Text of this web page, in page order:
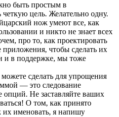
быть простым в
цель. Желательно одну.
нож умеют все, как
и никто не знает всех
про то, как проектировать
чтобы сделать их
и в поддержке, мы тоже
сделать для упрощения
— это следование
опций. Не заставляйте ваших
О том, как принято
их именовать, я напишу